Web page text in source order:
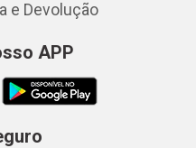
e Devolução
APP